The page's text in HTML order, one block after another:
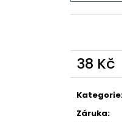
38 Kč
Měrná
Kategorie
Záruka: